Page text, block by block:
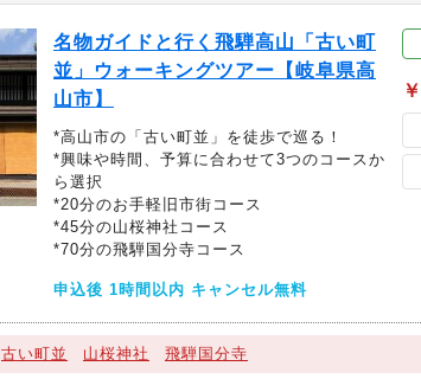
名物ガイドと行く飛騨高山「古い町
並」ウォーキングツアー【岐阜県高
山市】
*高山市の「古い町並」を徒歩で巡る！
*興味や時間、予算に合わせて3つのコースか
ら選択
*20分のお手軽旧市街コース
*45分の山桜神社コース
*70分の飛騨国分寺コース
申込後 1時間以内 キャンセル無料
￥
古い町並 山桜神社 飛騨国分寺